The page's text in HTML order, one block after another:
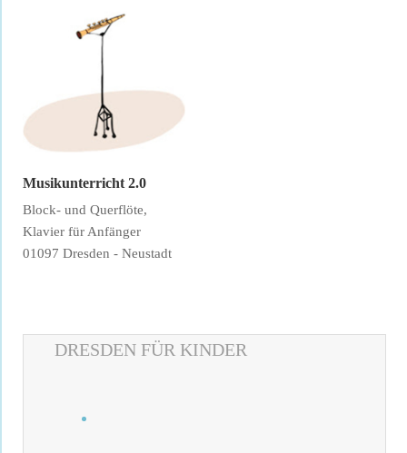
Filter verwerfen
Musikunterricht 2.0
Block- und Querflöte,
Klavier für Anfänger
01097 Dresden - Neustadt
DRESDEN FÜR KINDER